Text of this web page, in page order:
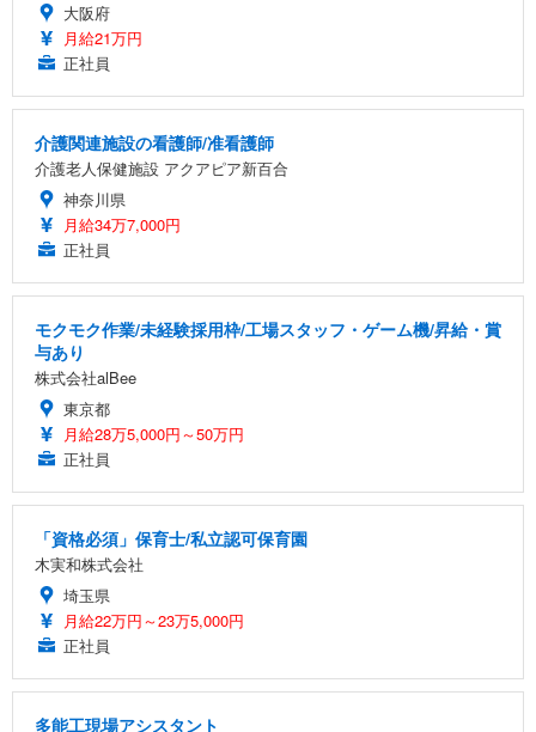
大阪府
月給21万円
正社員
介護関連施設の看護師/准看護師
介護老人保健施設 アクアピア新百合
神奈川県
月給34万7,000円
正社員
モクモク作業/未経験採用枠/工場スタッフ・ゲーム機/昇給・賞
与あり
株式会社alBee
東京都
月給28万5,000円～50万円
正社員
「資格必須」保育士/私立認可保育園
木実和株式会社
埼玉県
月給22万円～23万5,000円
正社員
多能工現場アシスタント